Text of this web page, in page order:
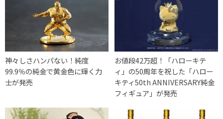
神々しさハンパない！純度
99.9％の純金で黄金色に輝く力
士が発売
お値段42万超！「ハローキテ
ィ」の50周年を祝した「ハロー
キティ50th ANNIVERSARY純金
フィギュア」が発売